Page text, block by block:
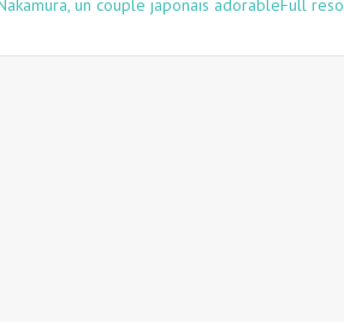
un couple japonais adorableFull